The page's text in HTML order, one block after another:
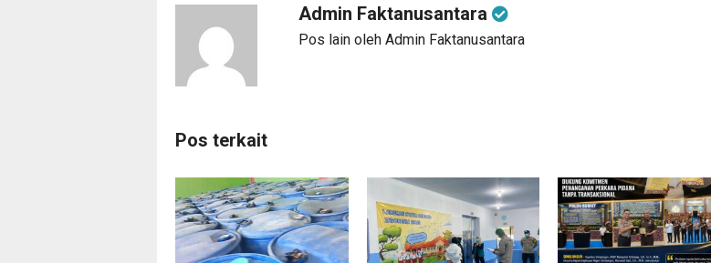
Admin Faktanusantara
Pos lain oleh Admin Faktanusantara
Pos terkait